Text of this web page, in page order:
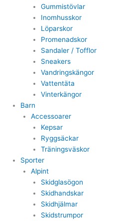
Gummistövlar
Inomhusskor
Löparskor
Promenadskor
Sandaler / Tofflor
Sneakers
Vandringskängor
Vattentäta
Vinterkängor
Barn
Accessoarer
Kepsar
Ryggsäckar
Träningsväskor
Sporter
Alpint
Skidglasögon
Skidhandskar
Skidhjälmar
Skidstrumpor